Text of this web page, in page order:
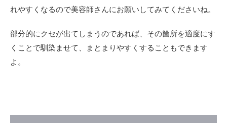
れやすくなるので美容師さんにお願いしてみてくださいね。
部分的にクセが出てしまうのであれば、その箇所を適度にす
くことで馴染ませて、まとまりやすくすることもできます
よ。